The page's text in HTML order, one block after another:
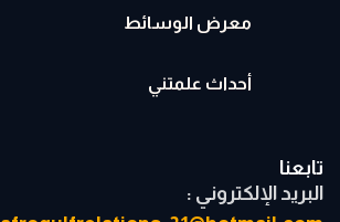
معرض الوسائط
أحداث علمتني
تابعنا
البريد الإلكتروني :